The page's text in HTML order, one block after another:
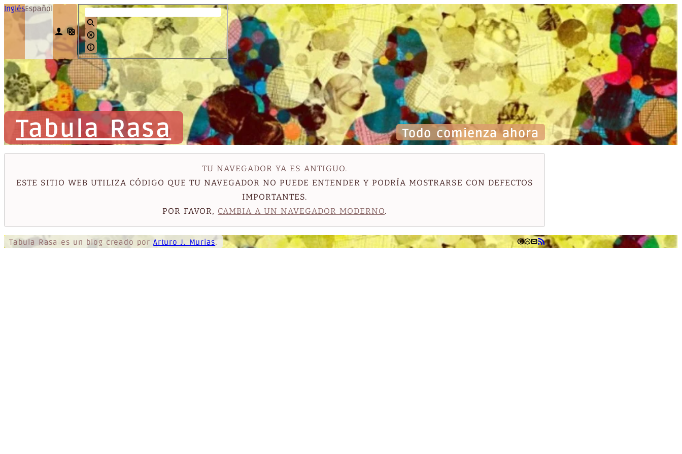
InglésEspañol
Tabula Rasa Todo comienza ahora
TU NAVEGADOR YA ES ANTIGUO.
ESTE SITIO WEB UTILIZA CÓDIGO QUE TU NAVEGADOR NO PUEDE ENTENDER Y PODRÍA MOSTRARSE CON DEFECTOS
IMPORTANTES.
POR FAVOR, CAMBIA A UN NAVEGADOR MODERNO.
Tabula Rasa es un blog creado porArturo J. Murias.